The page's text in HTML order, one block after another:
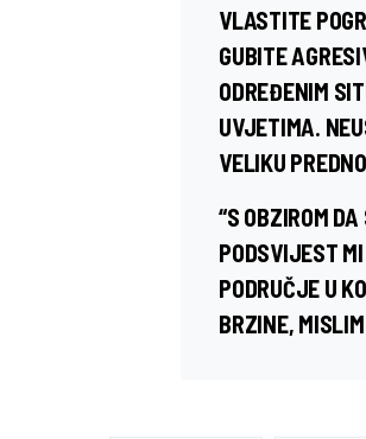
VLASTITE
GUBITE
ODREĐENIM
UVJETIMA.
VELIKU
“S OBZIROM
PODSVIJEST
PODRUČJE U
BRZINE,